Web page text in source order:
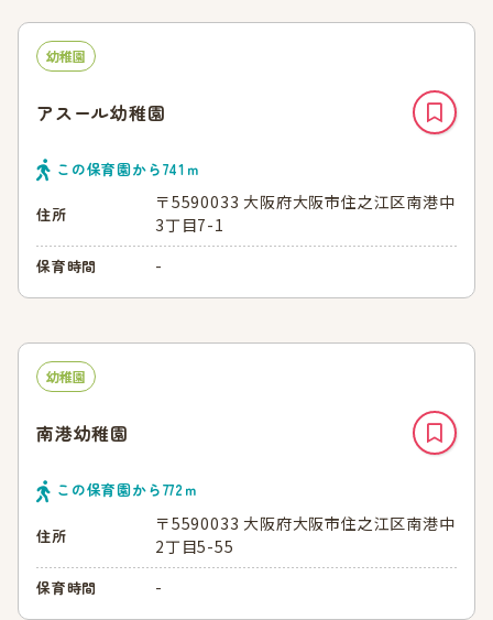
幼稚園
アスール幼稚園
この保育園から741 ｍ
住所
〒5590033 大阪府大阪市住之江区南港中
3丁目7-1
保育時間 -
幼稚園
南港幼稚園
この保育園から772ｍ
住所
〒5590033 大阪府大阪市住之江区南港中
2丁目5-55
保育時間 -